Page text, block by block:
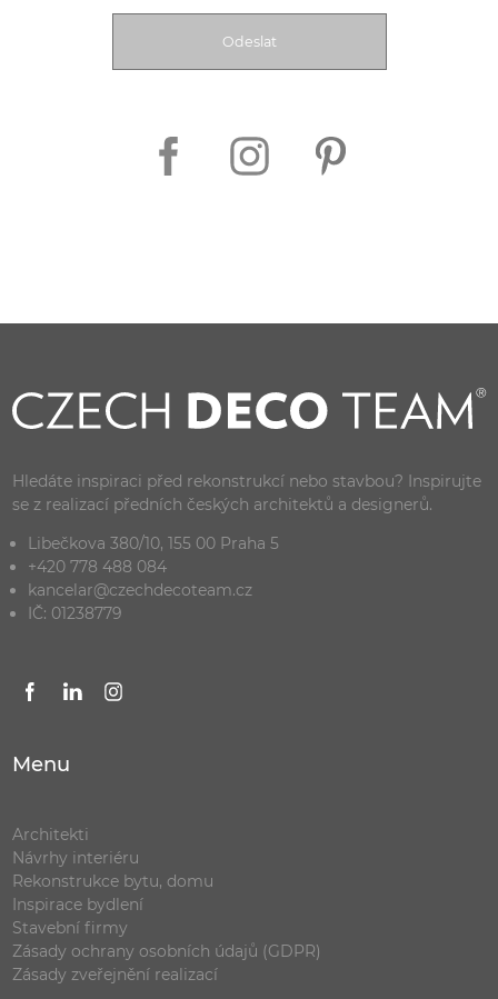
Hledáte inspiraci před rekonstrukcí nebo stavbou? Inspirujte
se z realizací předních českých architektů a designerů.
Libečkova 380/10, 155 00 Praha 5
+420 778 488 084
kancelar@czechdecoteam.cz
IČ: 01238779
Menu
Architekti
Návrhy interiéru
Rekonstrukce bytu, domu
Inspirace bydlení
Stavební firmy
Zásady ochrany osobních údajů (GDPR)
Zásady zveřejnění realizací